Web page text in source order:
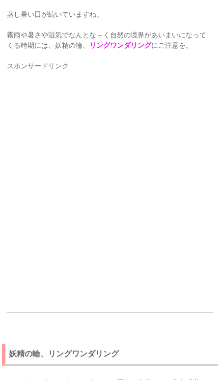
蒸し暑い日が続いていますね。
霧雨や暑さや湿気でなんとな～く自然の境界があいまいになって
くる時期には、妖精の輪、
リングワンダリングにご注意を。
スポンサードリンク
妖精の輪、リングワンダリング